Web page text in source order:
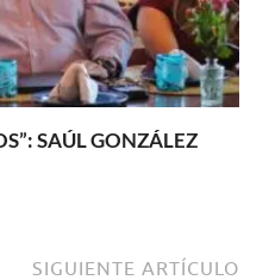
SAÚL GONZÁLEZ
SIGUIENTE ARTÍCULO